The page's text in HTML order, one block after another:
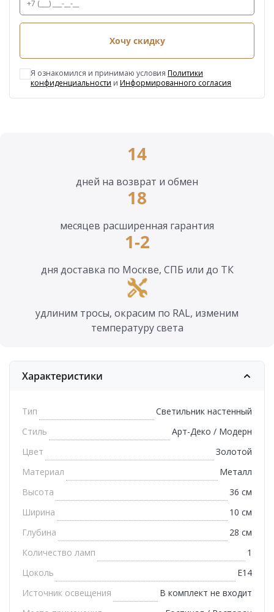
Хочу скидку
Я ознакомился и принимаю условия Политики
конфиденциальности и Информированного согласия
14
дней на возврат и обмен
18
месяцев расширенная гарантия
1-2
дня доставка по Москве, СПБ или до ТК
удлиним тросы, окрасим по RAL, изменим
температуру света
Характеристики
Тип
Светильник настенный
Стиль
Арт-Деко / Модерн
Цвет
Золотой
Материал
Металл
Высота
36 см
Ширина
10 см
Глубина
28 см
Количество ламп
1
Цоколь
E14
Источник освещения
В комплект не входит